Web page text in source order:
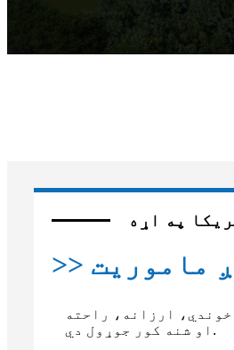
په اړه
ارزانه، راحته
او شنه کور جوړول دي.